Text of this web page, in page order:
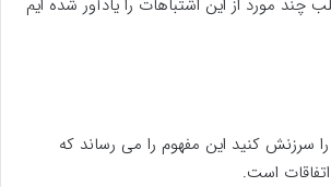
را سرزنش کنید این مفهوم را می رساند که
است.